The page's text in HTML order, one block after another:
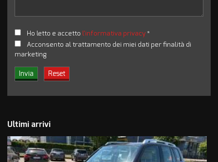
Ho letto e accetto l'informativa privacy*
Acconsento al trattamento dei miei dati per finalità di
marketing
Ultimi arrivi